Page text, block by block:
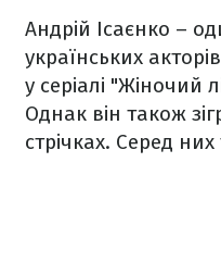
Андрій Ісаєнко –
українських
у серіалі "Жіночий
Однак він також
стрічках. Серед них